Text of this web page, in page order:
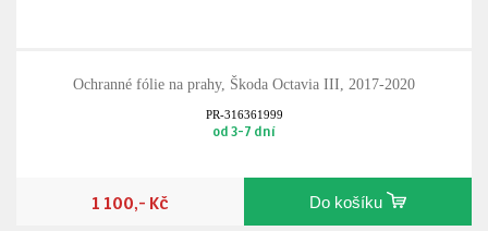
Ochranné fólie na prahy, Škoda Octavia III, 2017-2020
PR-316361999
od 3-7 dní
1 100,- Kč Do košíku